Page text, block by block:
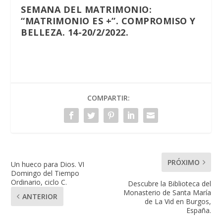
SEMANA DEL MATRIMONIO:
“MATRIMONIO ES +”. COMPROMISO Y
BELLEZA. 14-20/2/2022.
COMPARTIR:
Un hueco para Dios. VI
Domingo del Tiempo
Ordinario, ciclo C.
ANTERIOR
PRÓXIMO
Descubre la Biblioteca del
Monasterio de Santa María
de La Vid en Burgos,
España.